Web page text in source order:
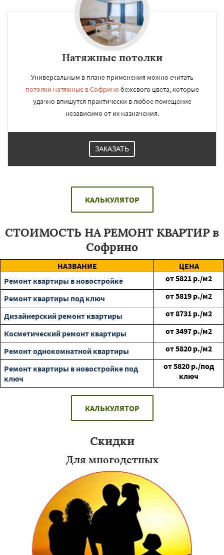
Натяжные потолки
Универсальным в плане применения можно считать
потолки натяжные в Софрино бежевого цвета, которые
удачно впишутся практически в любое помещение
независимо от их назначения.
ЗАКАЗАТЬ
КАЛЬКУЛЯТОР
СТОИМОСТЬ НА РЕМОНТ КВАРТИР в
Софрино
НАЗВАНИЕ
ЦЕНА
Ремонт квартиры в новостройке
от5821 р./м2
Ремонт квартиры под ключ
от5819 р./м2
Дизайнерский ремонт квартиры
от8731 р./м2
Косметический ремонт квартиры
от3497 р./м2
Ремонт однокомнатной квартиры
от5820 р./м2
Ремонт квартиры в новостройке под
ключ
от5820 р./под
ключ
КАЛЬКУЛЯТОР
Скидки
Для многодетных